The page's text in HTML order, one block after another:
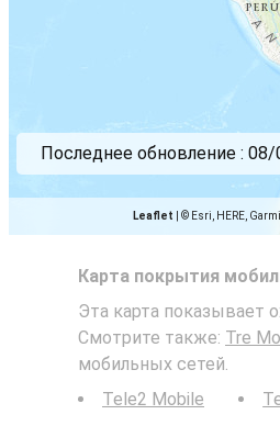
Leaflet © Esri, HERE,
Последнее обновление : 08/
Карта покрытия
Эта карта показывает
Смотрите также: Tre
мобильных сетей.
Tele2 Mobile